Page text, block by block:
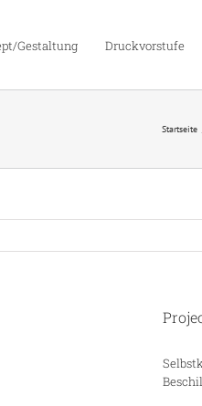
Gestaltung Druckvorstufe
Startseite